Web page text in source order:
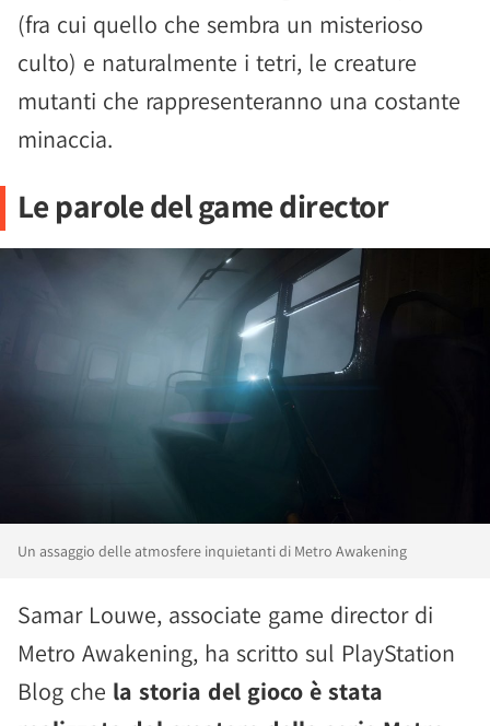
(fra cui quello che sembra un misterioso
culto) e naturalmente i tetri, le creature
mutanti che rappresenteranno una costante
minaccia.
Le parole del game director
Un assaggio delle atmosfere inquietanti di Metro Awakening
Samar Louwe, associate game director di
Metro Awakening, ha scritto sul PlayStation
Blog che la storia del gioco è stata